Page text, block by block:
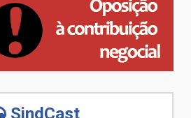
SindCast